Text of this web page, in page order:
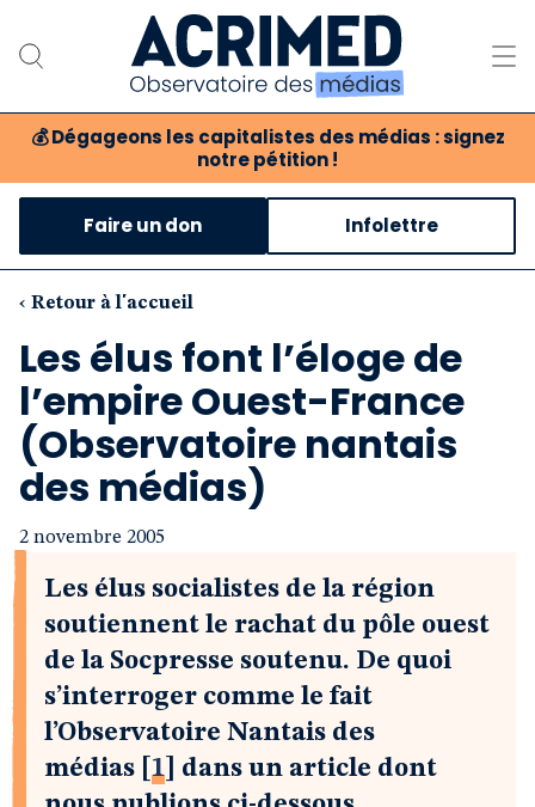
💰 Dégageons les capitalistes des médias : signez
notre pétition !
Notre association
Notre critique des médias
Nos propositions
Notre revue
Boutique
Faire un don Infolettre
‹ Retour à l'accueil
Les élus font l’éloge de
l’empire Ouest-France
(Observatoire nantais
des médias)
2 novembre 2005
Les élus socialistes de la région
soutiennent le rachat du pôle ouest
de la Socpresse soutenu. De quoi
s’interroger comme le fait
l’Observatoire Nantais des
médias
1
dans un article dont